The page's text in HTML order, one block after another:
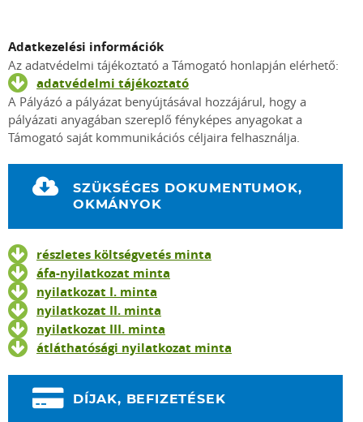
Adatkezelési információk
Az adatvédelmi tájékoztató a Támogató honlapján elérhető:
adatvédelmi tájékoztató
A Pályázó a pályázat benyújtásával hozzájárul, hogy a
pályázati anyagában szereplő fényképes anyagokat a
Támogató saját kommunikációs céljaira felhasználja.
SZÜKSÉGES DOKUMENTUMOK,
OKMÁNYOK
részletes költségvetés minta
áfa-nyilatkozat minta
nyilatkozat I. minta
nyilatkozat II. minta
nyilatkozat III. minta
átláthatósági nyilatkozat minta
DÍJAK, BEFIZETÉSEK